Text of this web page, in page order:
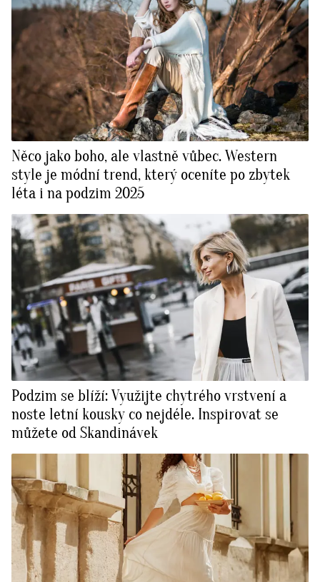
Něco jako boho, ale vlastně vůbec. Western
style je módní trend, který oceníte po zbytek
léta i na podzim 2025
Podzim se blíží: Využijte chytrého vrstvení a
noste letní kousky co nejdéle. Inspirovat se
můžete od Skandinávek